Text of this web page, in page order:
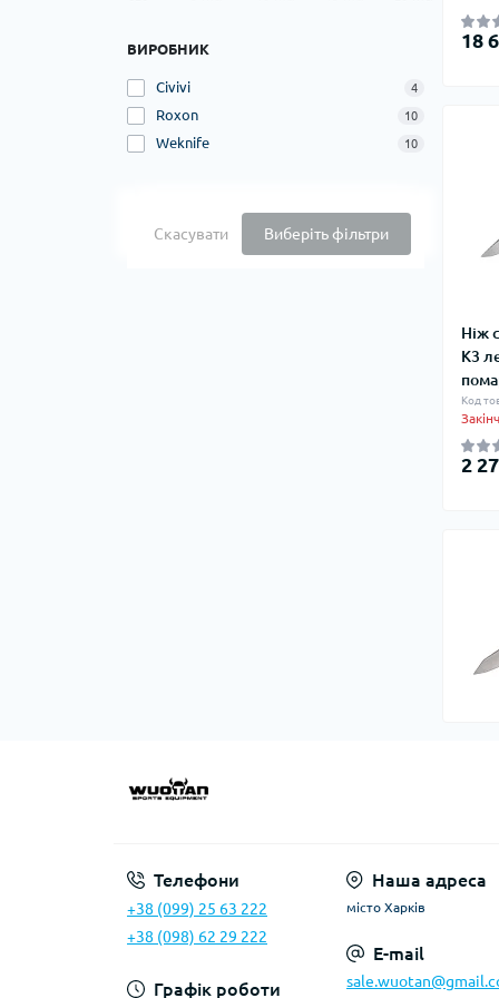
ВИРОБНИК
Civivi 4
Roxon 10
Weknife 10
Скасувати Виберіть фільтри
18
Ніж
K3
Код
2
Телефони
+38 (099) 25 63 222
+38 (098) 62 29 222
Графік роботи
Наша адреса
місто Харків
E-mail